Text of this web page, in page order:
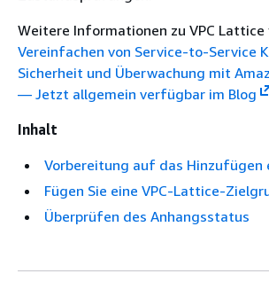
Weitere Informationen zu VPC
Vereinfachen von Service-to-Service
Sicherheit und Überwachung mit
— Jetzt allgemein verfügbar im Blog
Inhalt
Vorbereitung auf das Hinzufügen
Fügen Sie eine VPC-Lattice-
Überprüfen des Anhangsstatus